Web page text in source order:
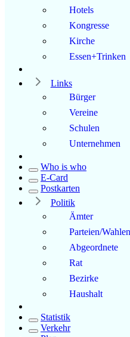
Hotels
Kongresse
Kirche
Essen+Trinken
Links
Bürger
Vereine
Schulen
Unternehmen
Who is who
E-Card
Postkarten
Politik
Ämter
Parteien/Wahlen
Abgeordnete
Rat
Bezirke
Haushalt
Statistik
Verkehr